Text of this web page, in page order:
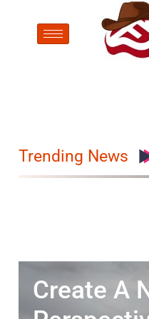
Trending News
Create A